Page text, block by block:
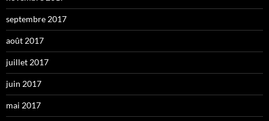
septembre 2017
août 2017
juillet 2017
juin 2017
mai 2017